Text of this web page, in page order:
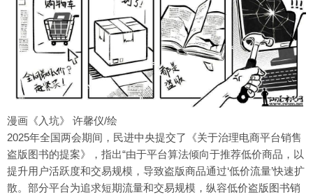
漫画《入坑》 许馨仪/绘
2025年全国两会期间，民进中央提交了《关于治理电商平台销售
盗版图书的提案》，指出“由于平台算法倾向于推荐低价商品，以
提升用户活跃度和交易规模，导致盗版商品通过‘低价流量’快速扩
散。部分平台为追求短期流量和交易规模，纵容低价盗版图书销